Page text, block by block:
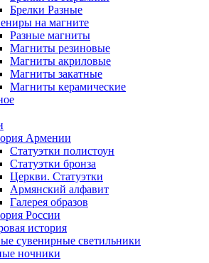
Брелки Разные
на магните
Разные магниты
Магниты резиновые
Магниты акриловые
Магниты закатные
Магниты керамические
Армении
Статуэтки полистоун
Статуэтки бронза
Церкви. Статуэтки
Армянский алфавит
Галерея образов
России
история
сувенирные светильники
ночники